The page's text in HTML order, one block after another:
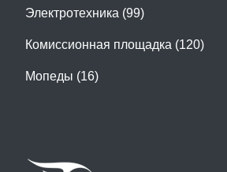
Электротехника (99)
Комиссионная площадка (120)
Мопеды (16)